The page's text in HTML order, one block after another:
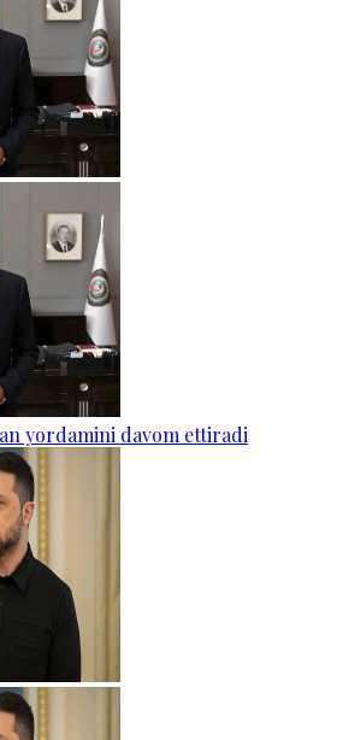
yordamini davom ettiradi